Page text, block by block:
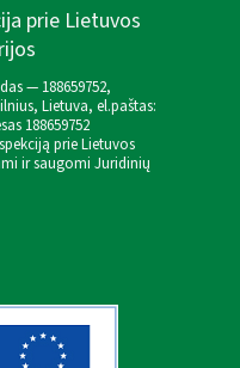
prie Lietuvos
— 188659752,
Lietuva, el.paštas:
188659752
prie Lietuvos
ir saugomi Juridinių